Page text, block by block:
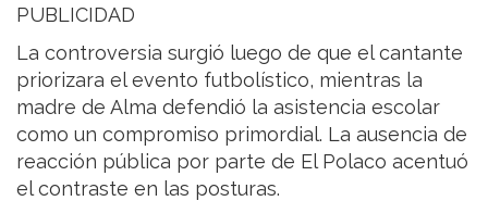
PUBLICIDAD
La controversia surgió luego de que el cantante
priorizara el evento futbolístico, mientras la
madre de Alma defendió la asistencia escolar
como un compromiso primordial. La ausencia de
reacción pública por parte de El Polaco acentuó
el contraste en las posturas.